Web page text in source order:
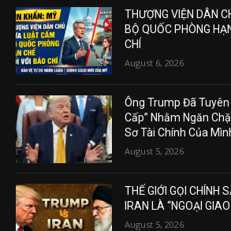
THƯỢNG VIỆN DÂN
BỘ QUỐC PHÒNG
CHÍ
August 6, 2026
Ông Trump Đã
Cấp” Nhằm Ngăn
Sơ Tài Chính Của
August 5, 2026
THẾ GIỚI GỌI CHÍNH
IRAN LÀ “NGOẠI
August 5, 2026